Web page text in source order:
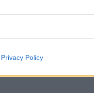
Privacy Policy